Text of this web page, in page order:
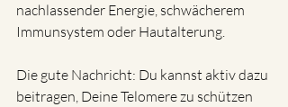
nachlassender Energie, schwächerem
Immunsystem oder Hautalterung.
Die gute Nachricht: Du kannst aktiv dazu
beitragen, Deine Telomere zu schützen